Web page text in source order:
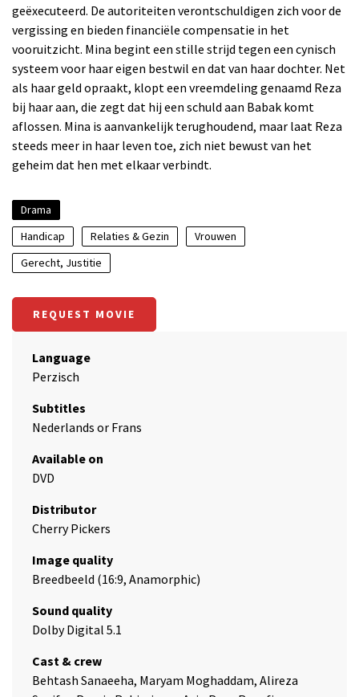
geëxecuteerd. De autoriteiten verontschuldigen zich voor de
vergissing en bieden financiële compensatie in het
vooruitzicht. Mina begint een stille strijd tegen een cynisch
systeem voor haar eigen bestwil en dat van haar dochter. Net
als haar geld opraakt, klopt een vreemdeling genaamd Reza
bij haar aan, die zegt dat hij een schuld aan Babak komt
aflossen. Mina is aanvankelijk terughoudend, maar laat Reza
steeds meer in haar leven toe, zich niet bewust van het
geheim dat hen met elkaar verbindt.
Drama
Handicap
Relaties & Gezin
Vrouwen
Gerecht, Justitie
REQUEST MOVIE
Language
Perzisch
Subtitles
Nederlands or Frans
Available on
DVD
Distributor
Cherry Pickers
Image quality
Breedbeeld (16:9, Anamorphic)
Sound quality
Dolby Digital 5.1
Cast & crew
Behtash Sanaeeha, Maryam Moghaddam, Alireza